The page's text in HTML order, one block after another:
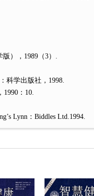
），1989（3）.
：科学出版社，1998.
：10.
Lynn：Biddles Ltd.1994.